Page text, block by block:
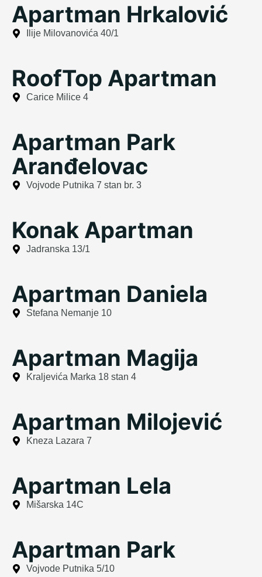
Apartman Hrkalović
Ilije Milovanovića 40/1
RoofTop Apartman
Carice Milice 4
Apartman Park
Aranđelovac
Vojvode Putnika 7 stan br. 3
Konak Apartman
Jadranska 13/1
Apartman Daniela
Stefana Nemanje 10
Apartman Magija
Kraljevića Marka 18 stan 4
Apartman Milojević
Kneza Lazara 7
Apartman Lela
Mišarska 14C
Apartman Park
Vojvode Putnika 5/10